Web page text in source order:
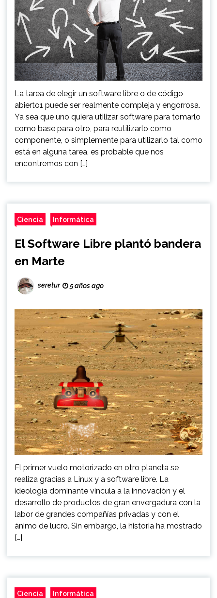
La tarea de elegir un software libre o de código
abierto1 puede ser realmente compleja y engorrosa.
Ya sea que uno quiera utilizar software para tomarlo
como base para otro, para reutilizarlo como
componente, o simplemente para utilizarlo tal como
está en alguna tarea, es probable que nos
encontremos con […]
Ciencia Informática
El Software Libre plantó bandera
en Marte
seretur 5 años ago
El primer vuelo motorizado en otro planeta se
realiza gracias a Linux y a software libre. La
ideología dominante vincula a la innovación y el
desarrollo de productos de gran envergadura con la
labor de grandes compañías privadas y con el
ánimo de lucro. Sin embargo, la historia ha mostrado
[…]
Ciencia Informática